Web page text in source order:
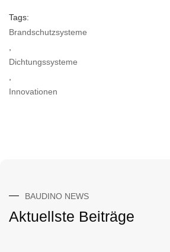
Tags:
Brandschutzsysteme
Dichtungssysteme
Innovationen
BAUDINO NEWS
Aktuellste Beiträge